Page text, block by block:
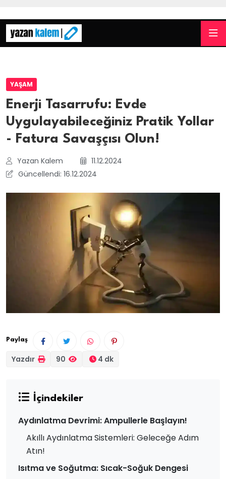
YAŞAM
Enerji Tasarrufu: Evde
Uygulayabileceğiniz Pratik Yollar
- Fatura Savaşçısı Olun!
Yazan Kalem
11.12.2024
Güncellendi: 16.12.2024
Paylaş
Yazdır 90 4 dk
İçindekiler
Aydınlatma Devrimi: Ampullerle Başlayın!
Akıllı Aydınlatma Sistemleri: Geleceğe Adım
Atın!
Isıtma ve Soğutma: Sıcak-Soğuk Dengesi